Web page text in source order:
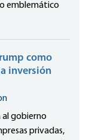
emblemático
como
inversión
al gobierno
privadas,